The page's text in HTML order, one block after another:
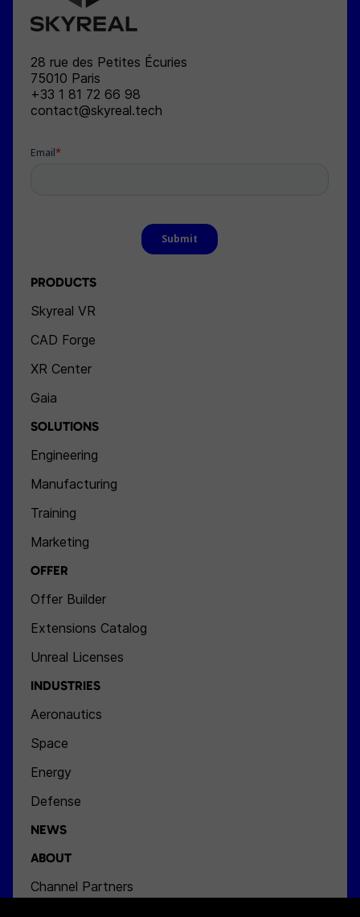
28 rue des Petites Écuries
75010 Paris
+33 1 81 72 66 98
contact@skyreal.tech
PRODUCTS
Skyreal VR
CAD Forge
XR Center
Gaia
SOLUTIONS
Engineering
Manufacturing
Training
Marketing
OFFER
Offer Builder
Extensions Catalog
Unreal Licenses
INDUSTRIES
Aeronautics
Space
Energy
Defense
NEWS
ABOUT
Channel Partners